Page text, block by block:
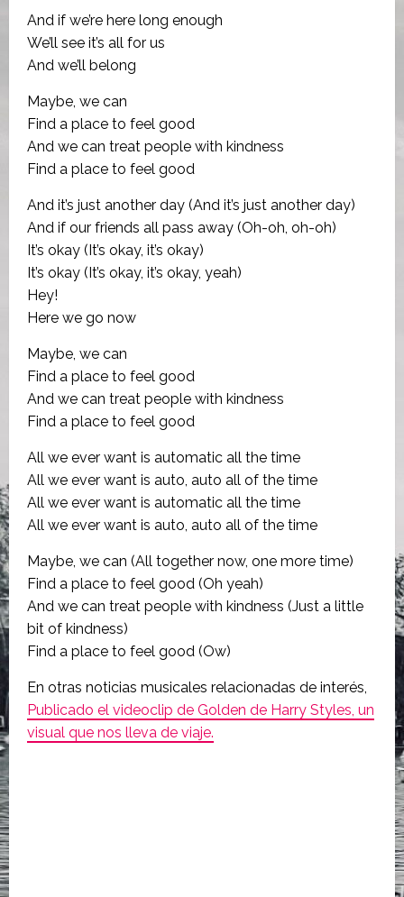
And if we’re here long enough
We’ll see it’s all for us
And we’ll belong
Maybe, we can
Find a place to feel good
And we can treat people with kindness
Find a place to feel good
And it’s just another day (And it’s just another day)
And if our friends all pass away (Oh-oh, oh-oh)
It’s okay (It’s okay, it’s okay)
It’s okay (It’s okay, it’s okay, yeah)
Hey!
Here we go now
Maybe, we can
Find a place to feel good
And we can treat people with kindness
Find a place to feel good
All we ever want is automatic all the time
All we ever want is auto, auto all of the time
All we ever want is automatic all the time
All we ever want is auto, auto all of the time
Maybe, we can (All together now, one more time)
Find a place to feel good (Oh yeah)
And we can treat people with kindness (Just a little
bit of kindness)
Find a place to feel good (Ow)
En otras noticias musicales relacionadas de interés,
Publicado el videoclip de Golden de Harry Styles, un
visual que nos lleva de viaje.